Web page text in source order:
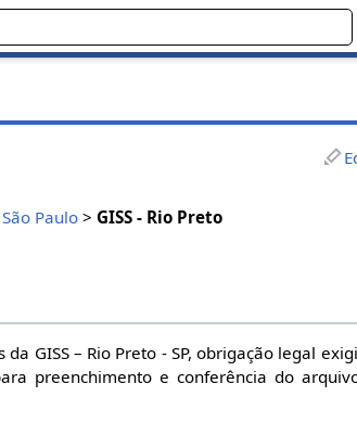
São Paulo>GISS - Rio Preto
GISS – Rio Preto - SP, obrigação legal
preenchimento e conferência do